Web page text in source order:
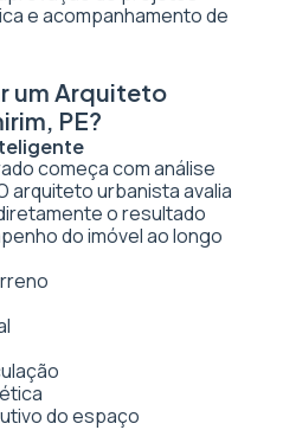
e acompanhamento de
um Arquiteto
PE?
começa com análise
arquiteto urbanista avalia
o resultado
do imóvel ao longo
do espaço